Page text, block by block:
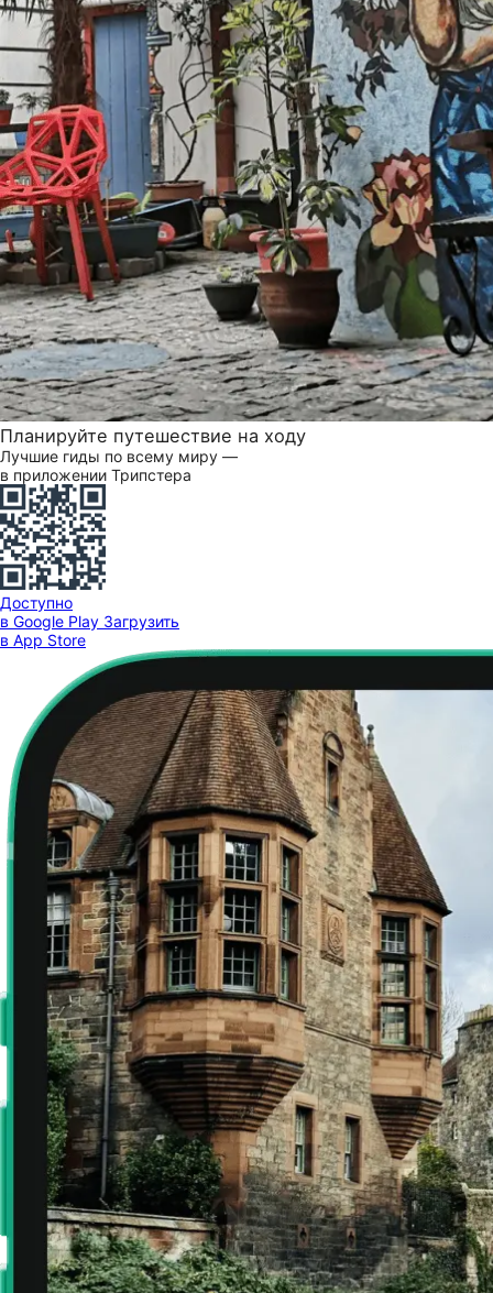
Планируйте путешествие на ходу
Лучшие гиды по всему миру —
в приложении Трипстера
Доступно
в Google Play Загрузить
в App Store